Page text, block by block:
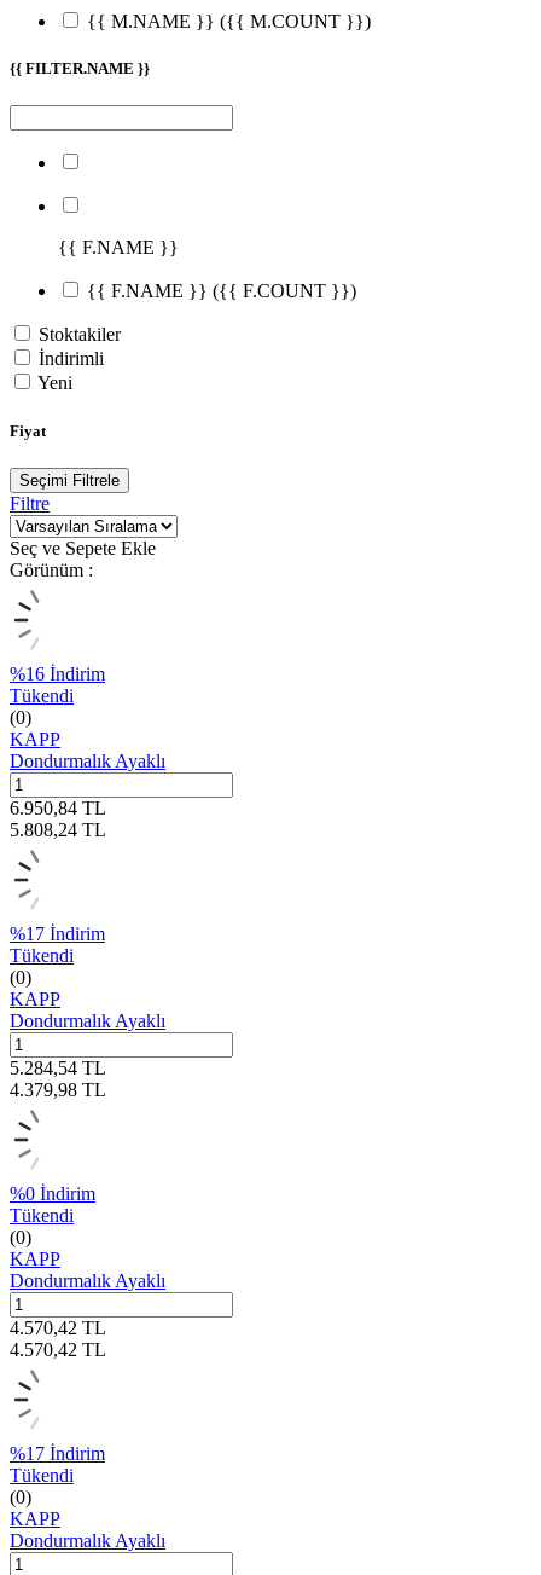
{{ M.NAME }} ({{ M.COUNT }})
{{ FILTER.NAME }}
{{ F.NAME }}
{{ F.NAME }} ({{ F.COUNT }})
Stoktakiler
İndirimli
Yeni
Fiyat
Seçimi Filtrele
Filtre
Seç ve Sepete Ekle
Görünüm :
%16 İndirim
Tükendi
(0)
KAPP
Dondurmalık Ayaklı
6.950,84 TL
5.808,24 TL
%17 İndirim
Tükendi
(0)
KAPP
Dondurmalık Ayaklı
5.284,54 TL
4.379,98 TL
%0 İndirim
Tükendi
(0)
KAPP
Dondurmalık Ayaklı
4.570,42 TL
4.570,42 TL
%17 İndirim
Tükendi
(0)
KAPP
Dondurmalık Ayaklı